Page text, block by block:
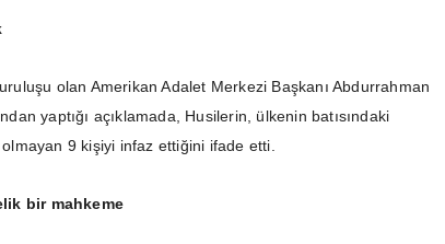
olan Amerikan Adalet Merkezi Başkanı Abdurrahman
yaptığı açıklamada, Husilerin, ülkenin batısındaki
9 kişiyi infaz ettiğini ifade etti.
bir mahkeme